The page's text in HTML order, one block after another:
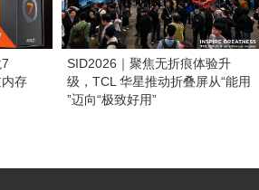
存
SID2026｜聚焦无折痕体验升
级，TCL 华星推动折叠屏从“能用
”迈向“极致好用”